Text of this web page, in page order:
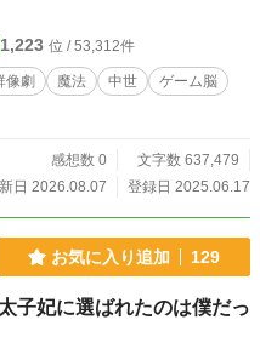
観 ：AIと共同設計 ・各種検
など） ■その他 ・初の小
gallery/97371975/isekai-d
nexustide400/art/Isekai-Dem
ドア大陸北東マップ】https://www.de
art/Isekai-Demon-Lord-165-12683
Demon-Lord-171-1270214638
1,223 位 / 53,312件
像劇 魔法 中世
ゲーム脳
感想数 0
文字数 637,479
日 2026.08.07
登録日 2025.06.17
お気に入り追加 129
子妃に選ばれたのは僕だっ